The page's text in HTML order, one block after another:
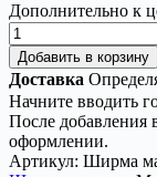
Дополнительно к
Количество
товара
Ширма
«4
Днд
мастер»
—
дерево
Добавить в корзину
Доставка
Начните вводить
После добавления
оформлении.
Артикул: Ширма